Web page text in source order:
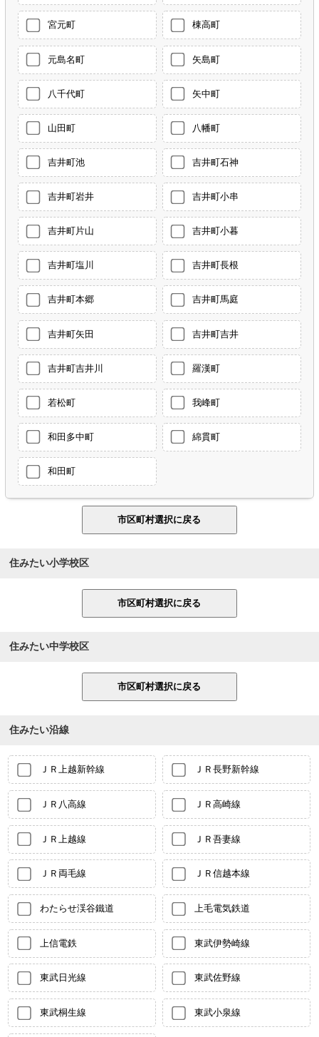
宮元町 棟高町
元島名町 矢島町
八千代町 矢中町
山田町 八幡町
吉井町池 吉井町石神
吉井町岩井 吉井町小串
吉井町片山 吉井町小暮
吉井町塩川 吉井町長根
吉井町本郷 吉井町馬庭
吉井町矢田 吉井町吉井
吉井町吉井川 羅漢町
若松町 我峰町
和田多中町 綿貫町
和田町
住みたい小学校区
住みたい中学校区
住みたい沿線
ＪＲ上越新幹線 ＪＲ長野新幹線
ＪＲ八高線 ＪＲ高崎線
ＪＲ上越線 ＪＲ吾妻線
ＪＲ両毛線 ＪＲ信越本線
わたらせ渓谷鐵道 上毛電気鉄道
上信電鉄 東武伊勢崎線
東武日光線 東武佐野線
東武桐生線 東武小泉線